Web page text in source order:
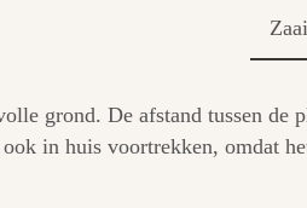
grond. De afstand tussen
in huis voortrekken, omdat